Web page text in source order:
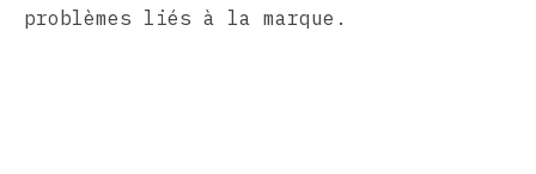
problèmes liés à la marque.